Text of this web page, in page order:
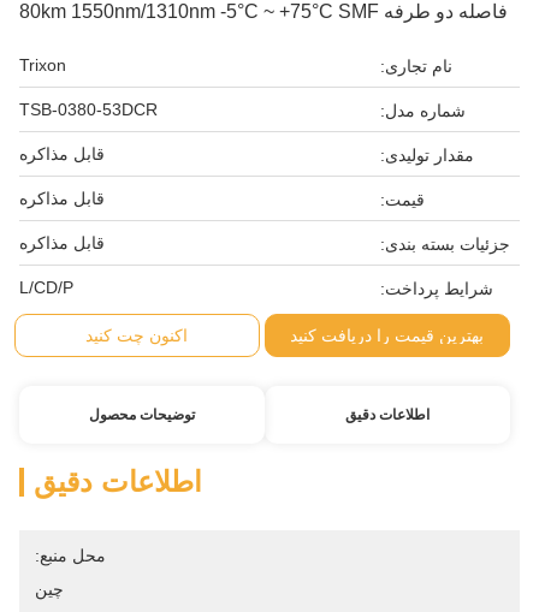
فاصله دو طرفه 80km 1550nm/1310nm -5°C ~ +75°C SMF
نام تجاری: Trixon
شماره مدل: TSB-0380-53DCR
مقدار تولیدی: قابل مذاکره
قیمت: قابل مذاکره
جزئیات بسته بندی: قابل مذاکره
شرایط پرداخت: L/CD/P
بهترین قیمت را دریافت کنید اکنون چت کنید
اطلاعات دقیق توضیحات محصول
اطلاعات دقیق
محل منبع:
چین